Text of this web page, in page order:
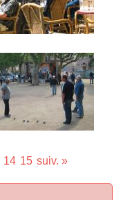
14 15 suiv. »